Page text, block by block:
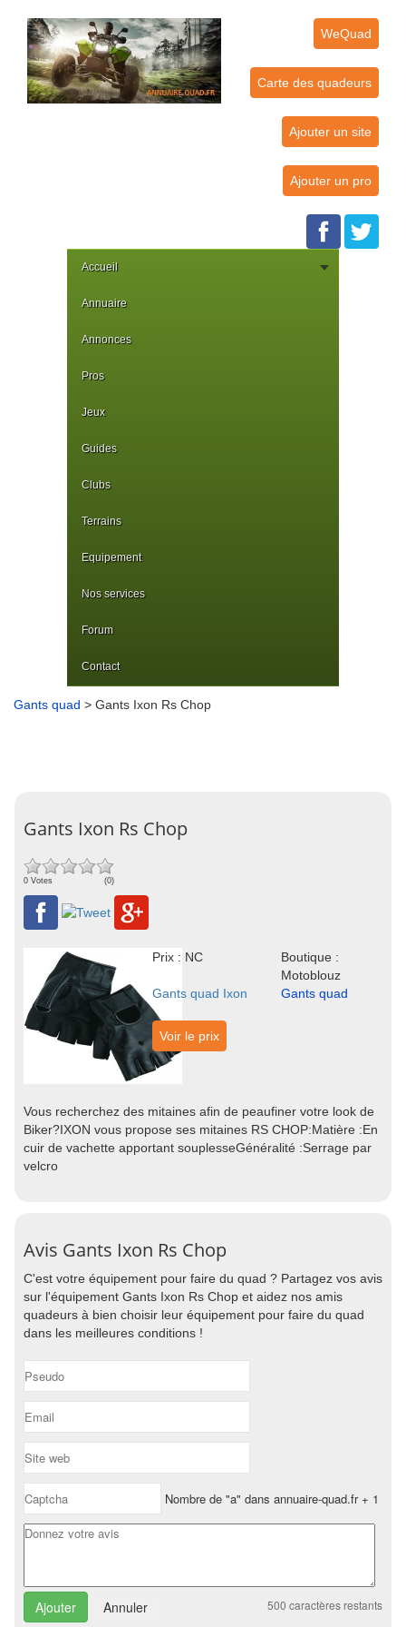
WeQuad
Carte des quadeurs
Ajouter un site
Ajouter un pro
Accueil
Annuaire
Annonces
Pros
Jeux
Guides
Clubs
Terrains
Equipement
Nos services
Forum
Contact
Gants quad > Gants Ixon Rs Chop
Gants Ixon Rs Chop
0 Votes (0)
Prix : NC
Boutique :
Motoblouz
Gants quad Ixon
Gants quad
Voir le prix
Vous recherchez des mitaines afin de peaufiner votre look de
Biker?IXON vous propose ses mitaines RS CHOP:Matière :En
cuir de vachette apportant souplesseGénéralité :Serrage par
velcro
Avis Gants Ixon Rs Chop
C'est votre équipement pour faire du quad ? Partagez vos avis
sur l'équipement Gants Ixon Rs Chop et aidez nos amis
quadeurs à bien choisir leur équipement pour faire du quad
dans les meilleures conditions !
Nombre de "a" dans annuaire-quad.fr + 1
Annuler 500 caractères restants